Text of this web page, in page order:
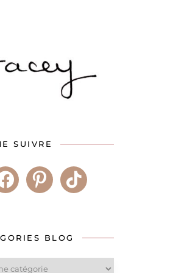
SUIVRE
pinteresttiktok
BLOG